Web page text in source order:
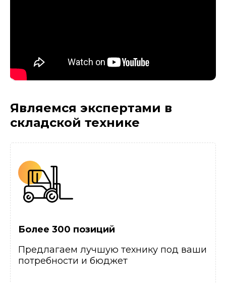
Являемся экспертами в
складской технике
Более 300 позиций
Предлагаем лучшую технику под ваши
потребности и бюджет